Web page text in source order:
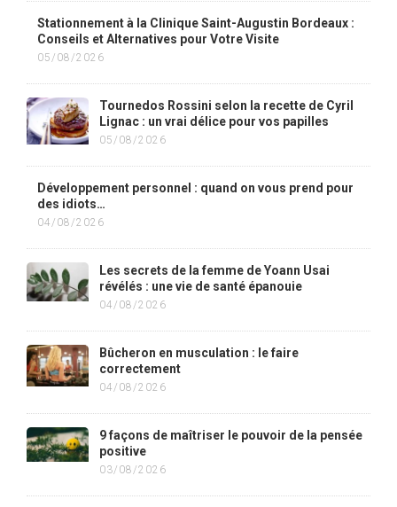
Stationnement à la Clinique Saint-Augustin Bordeaux :
Conseils et Alternatives pour Votre Visite
05/08/2026
Tournedos Rossini selon la recette de Cyril
Lignac : un vrai délice pour vos papilles
05/08/2026
Développement personnel : quand on vous prend pour
des idiots…
04/08/2026
Les secrets de la femme de Yoann Usai
révélés : une vie de santé épanouie
04/08/2026
Bûcheron en musculation : le faire
correctement
04/08/2026
9 façons de maîtriser le pouvoir de la pensée
positive
03/08/2026